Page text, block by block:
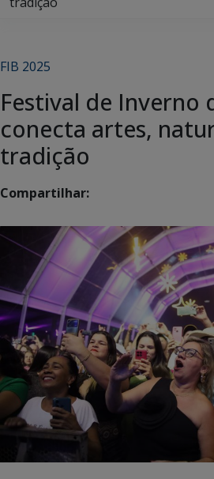
FIB 2025
Festival de Inverno
conecta artes,
tradição
Compartilhar: